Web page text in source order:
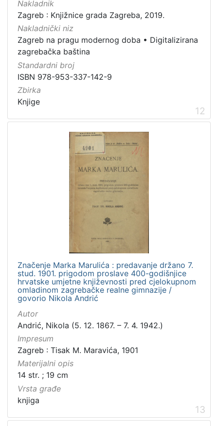
Nakladnik
Zagreb : Knjižnice grada Zagreba, 2019.
Nakladnički niz
Zagreb na pragu modernog doba • Digitalizirana
zagrebačka baština
Standardni broj
ISBN 978-953-337-142-9
Zbirka
Knjige
12
Značenje Marka Marulića : predavanje držano 7.
stud. 1901. prigodom proslave 400-godišnjice
hrvatske umjetne književnosti pred cjelokupnom
omladinom zagrebačke realne gimnazije /
govorio Nikola Andrić
Autor
Andrić, Nikola (5. 12. 1867. – 7. 4. 1942.)
Impresum
Zagreb : Tisak M. Maravića, 1901
Materijalni opis
14 str. ; 19 cm
Vrsta građe
knjiga
13